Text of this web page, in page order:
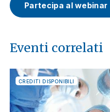
Partecipa al webinar
Eventi correlati
CREDITI DISPONIBILI